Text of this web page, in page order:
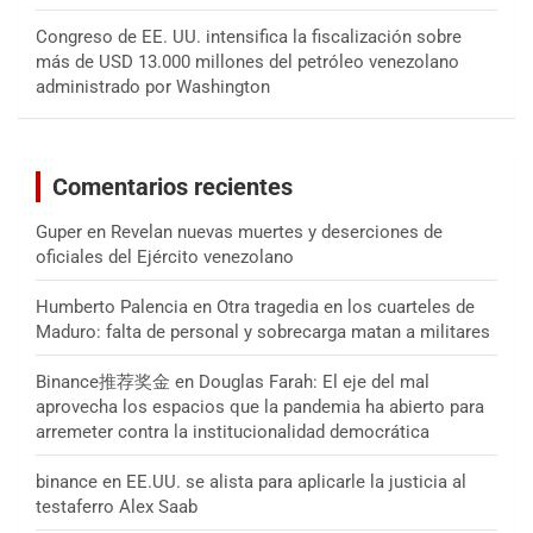
Congreso de EE. UU. intensifica la fiscalización sobre
más de USD 13.000 millones del petróleo venezolano
administrado por Washington
Comentarios recientes
Guper en Revelan nuevas muertes y deserciones de
oficiales del Ejército venezolano
Humberto Palencia en Otra tragedia en los cuarteles de
Maduro: falta de personal y sobrecarga matan a militares
Binance推荐奖金 en Douglas Farah: El eje del mal
aprovecha los espacios que la pandemia ha abierto para
arremeter contra la institucionalidad democrática
binance en EE.UU. se alista para aplicarle la justicia al
testaferro Alex Saab